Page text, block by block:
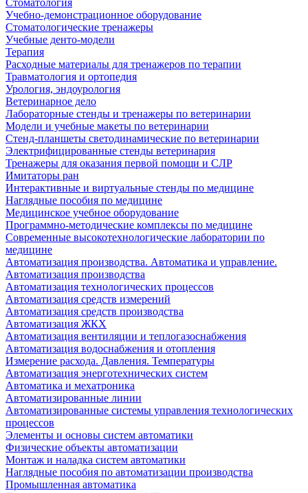
Стоматология
Учебно-демонстрационное оборудование
Стоматологические тренажеры
Учебные денто-модели
Терапия
Расходные материалы для тренажеров по терапии
Травматология и ортопедия
Урология, эндоурология
Ветеринарное дело
Лабораторные стенды и тренажеры по ветеринарии
Модели и учебные макеты по ветеринарии
Стенд-планшеты светодинамические по ветеринарии
Электрифицированные стенды ветеринария
Тренажеры для оказания первой помощи и СЛР
Имитаторы ран
Интерактивные и виртуальные стенды по медицине
Наглядные пособия по медицине
Медицинское учебное оборудование
Программно-методические комплексы по медицине
Современные высокотехнологические лаборатории по
медицине
Автоматизация производства. Автоматика и управление.
Автоматизация производства
Автоматизация технологических процессов
Автоматизация средств измерений
Автоматизация средств производства
Автоматизация ЖКХ
Автоматизация вентиляции и теплогазоснабжения
Автоматизация водоснабжения и отопления
Измерение расхода. Давления. Температуры
Автоматизация энерготехнических систем
Автоматика и мехатроника
Автоматизированные линии
Автоматизированные системы управления технологических
процессов
Элементы и основы систем автоматики
Физические объекты автоматизации
Монтаж и наладка систем автоматики
Наглядные пособия по автоматизации производства
Промышленная автоматика